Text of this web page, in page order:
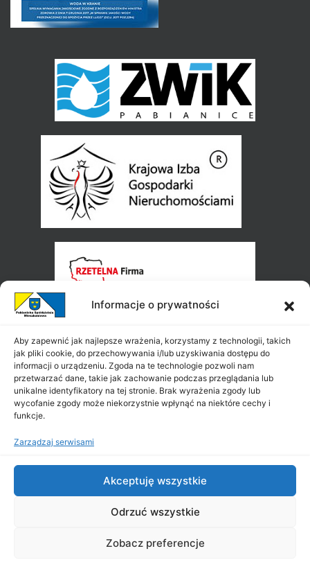
Informacje o prywatności
Aby zapewnić jak najlepsze wrażenia, korzystamy z technologii, takich
jak pliki cookie, do przechowywania i/lub uzyskiwania dostępu do
informacji o urządzeniu. Zgoda na te technologie pozwoli nam
przetwarzać dane, takie jak zachowanie podczas przeglądania lub
unikalne identyfikatory na tej stronie. Brak wyrażenia zgody lub
wycofanie zgody może niekorzystnie wpłynąć na niektóre cechy i
funkcje.
Zarządzaj serwisami
Akceptuję wszystkie
Odrzuć wszystkie
Zobacz preferencje
2026 |
All Rights Reserved